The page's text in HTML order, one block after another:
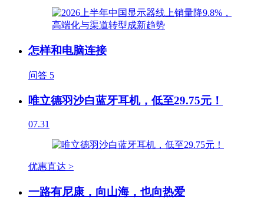
怎样和电脑连接
问答 5
唯立德羽沙白蓝牙耳机，低至29.75元！
07.31
优惠直达 >
一路有尼康，向山海，也向热爱